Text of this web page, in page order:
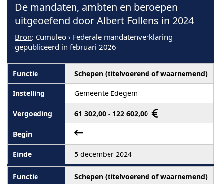
De mandaten, ambten en beroepen
uitgeoefend door Albert Follens in 2024
Bron: Cumuleo › Federale mandatenverklaring
gepubliceerd in februari 2026
Schepen (titelvoerend of waarnemend)
Gemeente Edegem
61 302,00 - 122 602,00
5 december 2024
Schepen (titelvoerend of waarnemend)